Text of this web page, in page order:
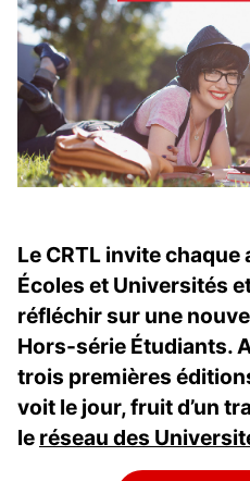
Le CRTL invite chaque
Écoles et Universités
réfléchir sur une
Hors-série Étudiants.
trois premières
voit le jour, fruit d’un
le réseau des